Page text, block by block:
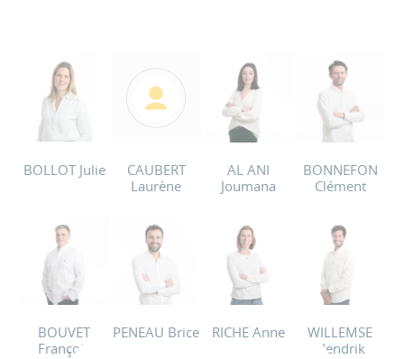
BOLLOT Julie
CAUBERT
Laurène
AL ANI
Joumana
BONNEFON
Clément
BOUVET
François
PENEAU Brice RICHE Anne
WILLEMSE
Hendrik